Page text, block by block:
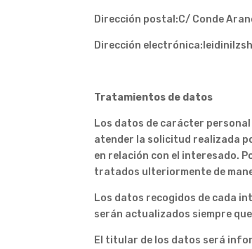
Dirección postal:C/ Conde
Dirección
Tratamientos de datos
Los datos de carácter
atender la solicitud realizada
en relación con el interesado.
tratados ulteriormente de
Los datos recogidos de cada
serán actualizados siempre
El titular de los datos será